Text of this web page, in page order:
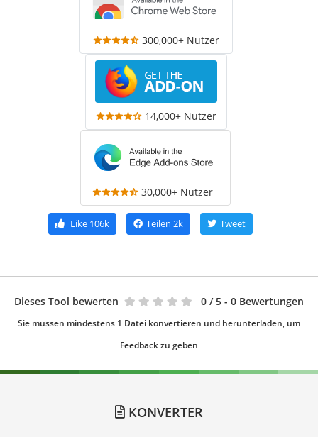
300,000+ Nutzer
14,000+ Nutzer
30,000+ Nutzer
Like 106k Teilen 2k Tweet
Dieses Tool bewerten 0 / 5 - 0 Bewertungen
Sie müssen mindestens 1 Datei konvertieren und herunterladen, um
Feedback zu geben
KONVERTER